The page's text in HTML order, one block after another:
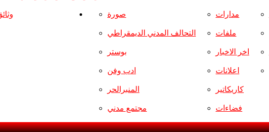
صورة
التحالف المدني الديمقراطي
بوستر
ادب وفن
المنبرالحر
مجتمع مدني
مدارات
ملفات
اخر الاخبار
اعلانات
كاريكاتير
فضاءات